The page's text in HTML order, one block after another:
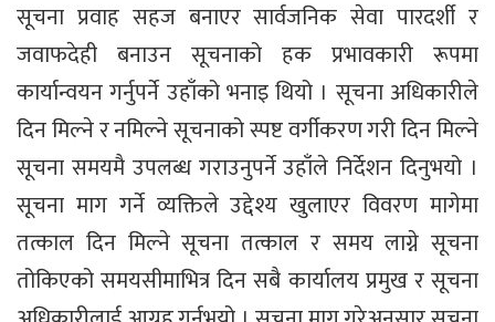
सूचना प्रवाह सहज बनाएर सार्वजनिक सेवा पारदर्शी र
जवाफदेही बनाउन सूचनाको हक प्रभावकारी रूपमा
कार्यान्वयन गर्नुपर्ने उहाँको भनाइ थियो । सूचना अधिकारीले
दिन मिल्ने र नमिल्ने सूचनाको स्पष्ट वर्गीकरण गरी दिन मिल्ने
सूचना समयमै उपलब्ध गराउनुपर्ने उहाँले निर्देशन दिनुभयो ।
सूचना माग गर्ने व्यक्तिले उद्देश्य खुलाएर विवरण मागेमा
तत्काल दिन मिल्ने सूचना तत्काल र समय लाग्ने सूचना
तोकिएको समयसीमाभित्र दिन सबै कार्यालय प्रमुख र सूचना